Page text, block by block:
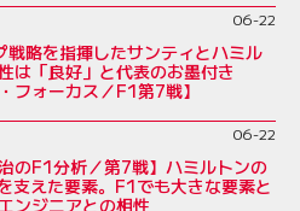
06-22
戦略を指揮したサンティとハミル
は「良好」と代表のお墨付き
フォーカス／F1第7戦】
06-22
治のF1分析／第7戦】ハミルトンの
支えた要素。F1でも大きな要素と
ンジニアとの相性